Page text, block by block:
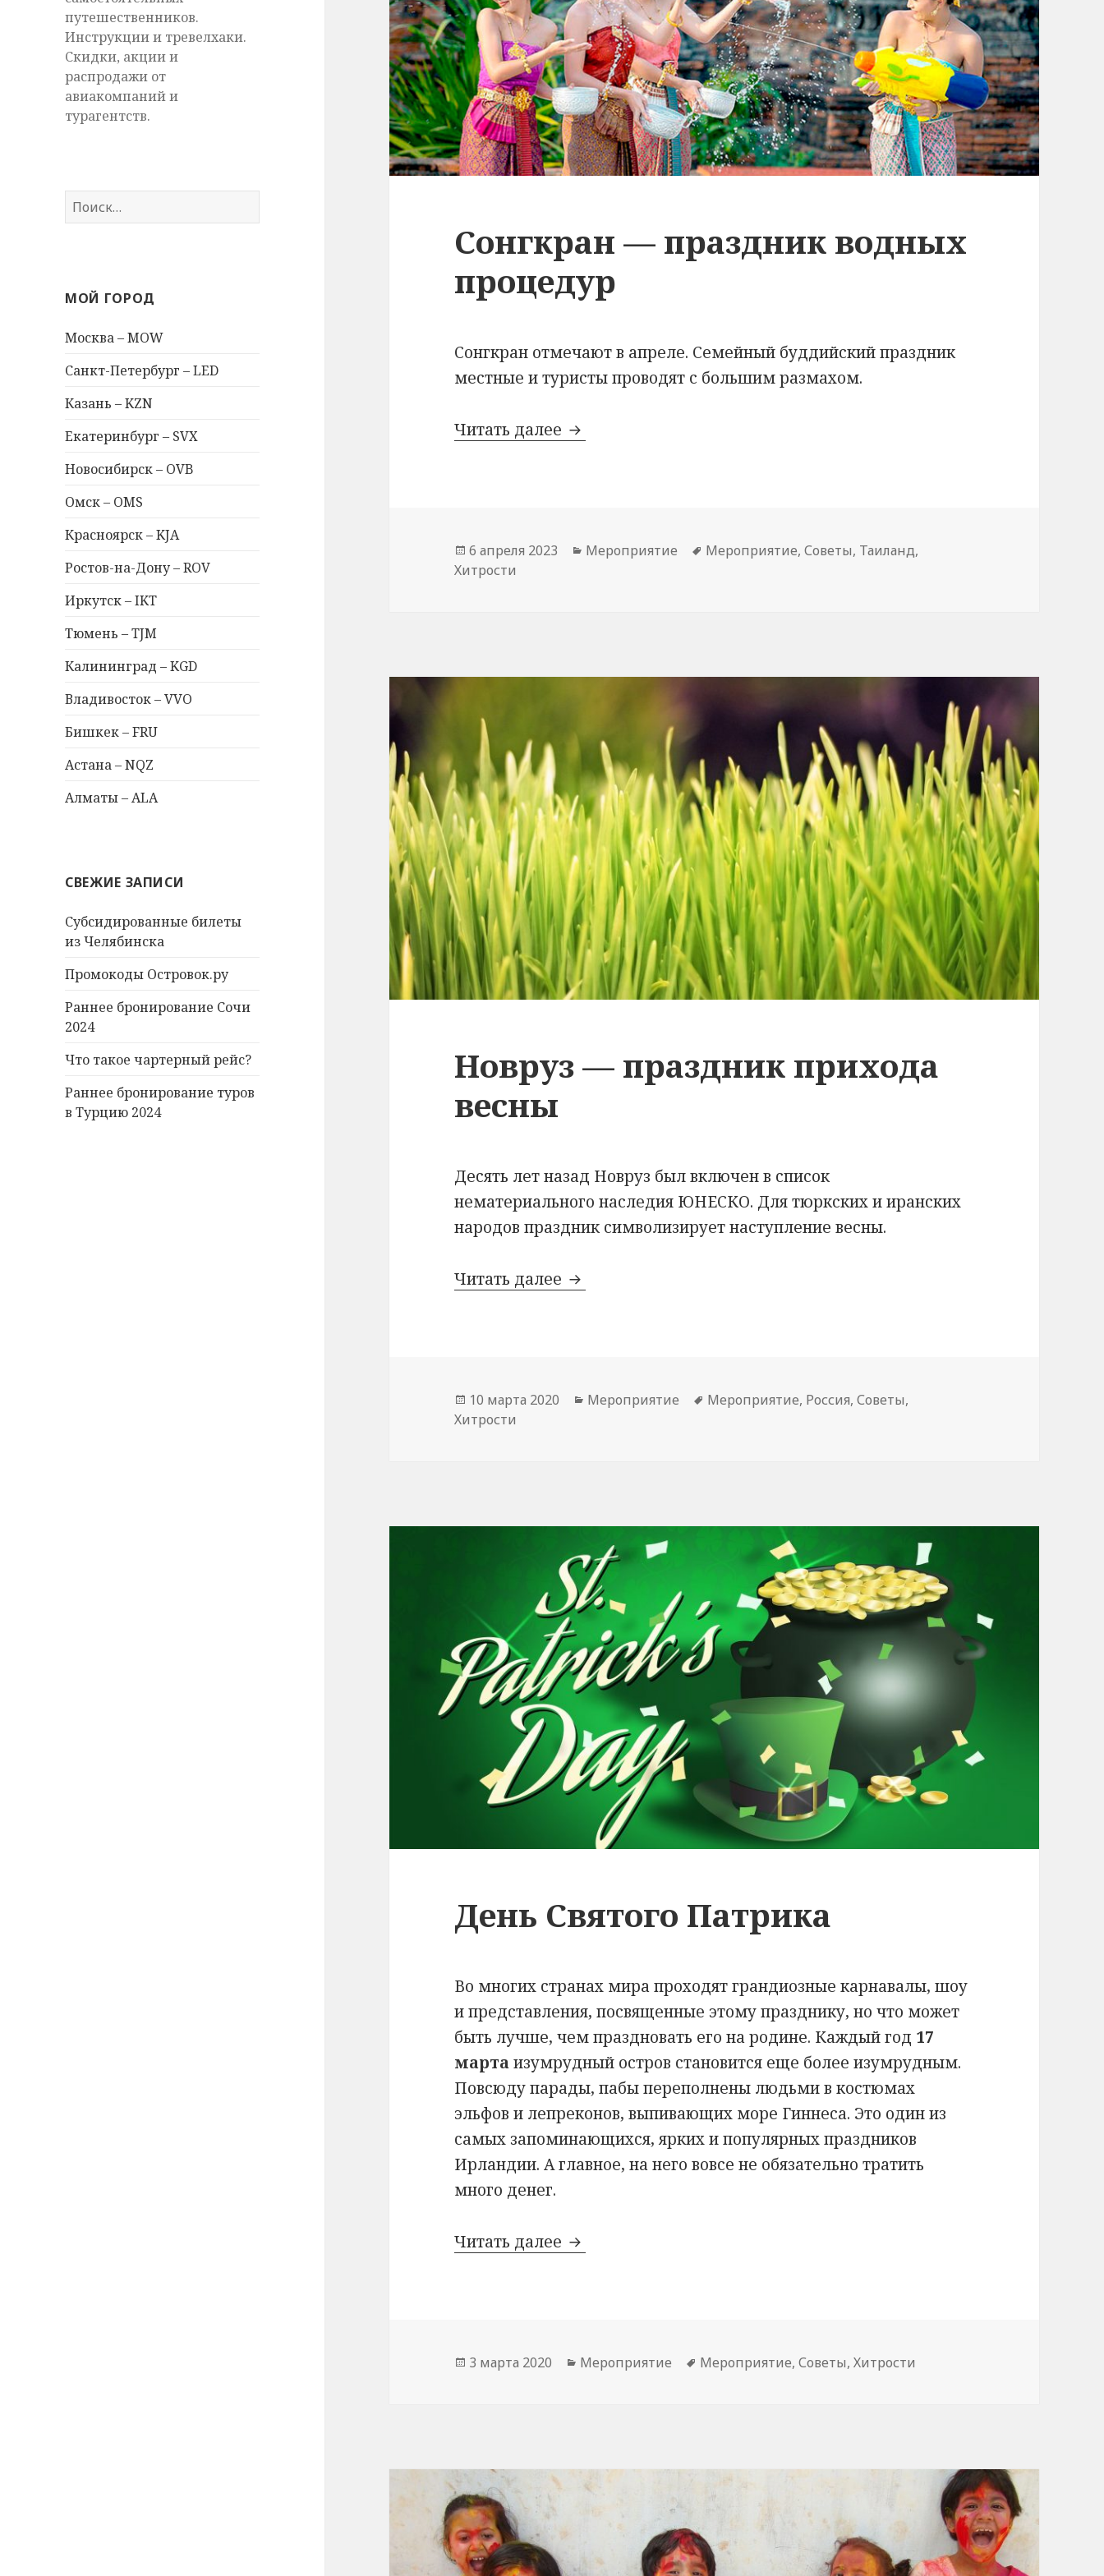
путешественников.
Инструкции и тревелхаки.
Скидки, акции и
распродажи от
авиакомпаний и
турагентств.
Найти:
МОЙ ГОРОД
Москва – MOW
Санкт-Петербург – LED
Казань – KZN
Екатеринбург – SVX
Новосибирск – OVB
Омск – OMS
Красноярск – KJA
Ростов-на-Дону – ROV
Иркутск – IKT
Тюмень – TJM
Калининград – KGD
Владивосток – VVO
Бишкек – FRU
Астана – NQZ
Алматы – ALA
СВЕЖИЕ ЗАПИСИ
Субсидированные билеты
из Челябинска
Промокоды Островок.ру
Раннее бронирование Сочи
2024
Что такое чартерный рейс?
Раннее бронирование туров
в Турцию 2024
Сонгкран — праздник водных
процедур
Сонгкран отмечают в апреле. Семейный буддийский праздник
местные и туристы проводят с большим размахом.
Читать далее Сонгкран — праздник водных процедур
Опубликовано
6 апреля 2023 Рубрики
Мероприятие Метки
Мероприятие,Советы, Таиланд,
Хитрости
Новруз — праздник прихода
весны
Десять лет назад Новруз был включен в список
нематериального наследия ЮНЕСКО. Для тюркских и иранских
народов праздник символизирует наступление весны.
Читать далее Новруз — праздник прихода весны
Опубликовано
10 марта 2020 Рубрики
Мероприятие Метки
Мероприятие, Россия,Советы,
Хитрости
День Святого Патрика
Во многих странах мира проходят грандиозные карнавалы, шоу
и представления, посвященные этому празднику, но что может
быть лучше, чем праздновать его на родине. Каждый год 17
мартаизумрудный остров становится еще более изумрудным.
Повсюду парады, пабы переполнены людьми в костюмах
эльфов и лепреконов, выпивающих море Гиннеса. Это один из
самых запоминающихся, ярких и популярных праздников
Ирландии. А главное, на него вовсе не обязательно тратить
много денег.
Читать далее День Святого Патрика
Опубликовано
3 марта 2020 Рубрики
Мероприятие Метки
Мероприятие,Советы,Хитрости